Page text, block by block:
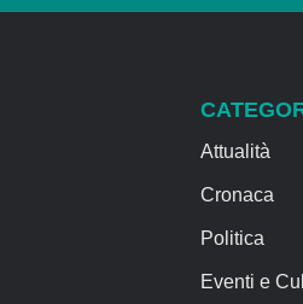
Attualità
Cronaca
Politica
Eventi e